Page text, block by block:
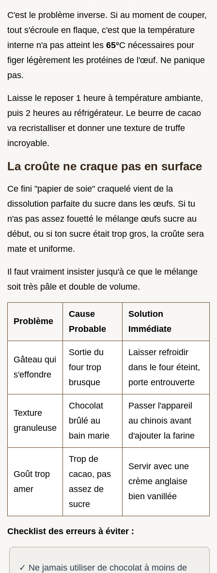
C'est le problème inverse. Si au moment de couper,
tout s'écroule en flaque, c'est que la température
interne n'a pas atteint les 65°C nécessaires pour
figer légèrement les protéines de l'œuf. Ne panique
pas.
Laisse le reposer 1 heure à température ambiante,
puis 2 heures au réfrigérateur. Le beurre de cacao
va recristalliser et donner une texture de truffe
incroyable.
La croûte ne craque pas en surface
Ce fini "papier de soie" craquelé vient de la
dissolution parfaite du sucre dans les œufs. Si tu
n'as pas assez fouetté le mélange œufs sucre au
début, ou si ton sucre était trop gros, la croûte sera
mate et uniforme.
Il faut vraiment insister jusqu'à ce que le mélange
soit très pâle et double de volume.
Problème
Cause
Probable
Solution
Immédiate
Gâteau qui
s'effondre
Sortie du
four trop
brusque
Laisser refroidir
dans le four éteint,
porte entrouverte
Texture
granuleuse
Chocolat
brûlé au
bain marie
Passer l'appareil
au chinois avant
d'ajouter la farine
Goût trop
amer
Trop de
cacao, pas
assez de
sucre
Servir avec une
crème anglaise
bien vanillée
Checklist des erreurs à éviter :
✓ Ne jamais utiliser de chocolat à moins de